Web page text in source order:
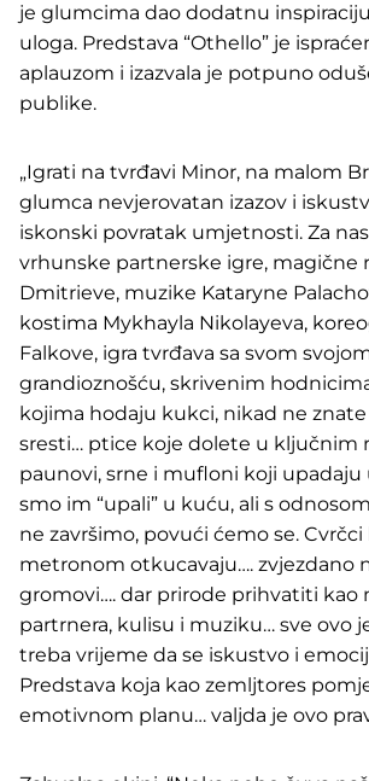
je glumcima dao dodatnu
uloga. Predstava “Othello” je
aplauzom i izazvala je potpuno
publike.
„Igrati na tvrđavi Minor, na malom
glumca nevjerovatan izazov i
iskonski povratak umjetnosti. Za
vrhunske partnerske igre, magične
Dmitrieve, muzike Kataryne
kostima Mykhayla Nikolayeva,
Falkove, igra tvrđava sa svom
grandioznošću, skrivenim
kojima hodaju kukci, nikad ne
sresti… ptice koje dolete u ključnim
paunovi, srne i mufloni koji upadaju
smo im “upali” u kuću, ali s
ne završimo, povući ćemo se.
metronom otkucavaju…. zvjezdano
gromovi…. dar prirode prihvatiti kao
partrnera, kulisu i muziku… sve ovo
treba vrijeme da se iskustvo i
Predstava koja kao zemljtores
emotivnom planu… valjda je ovo